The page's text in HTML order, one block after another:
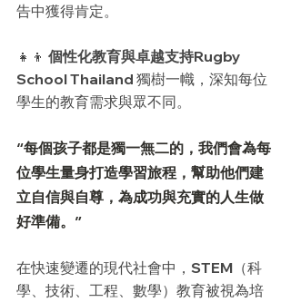
告中獲得肯定。
👧👦 個性化教育與卓越支持Rugby
School Thailand 獨樹一幟，深知每位
學生的教育需求與眾不同。
“每個孩子都是獨一無二的，我們會為每
位學生量身打造學習旅程，幫助他們建
立自信與自尊，為成功與充實的人生做
好準備。”
在快速變遷的現代社會中，STEM（科
學、技術、工程、數學）教育被視為培